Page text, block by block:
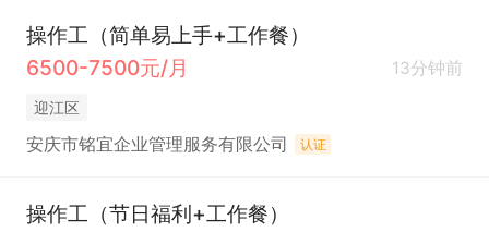
操作工（简单易上手+工作餐）
6500-7500元/月
13分钟前
迎江区
安庆市铭宜企业管理服务有限公司 认证
操作工（节日福利+工作餐）